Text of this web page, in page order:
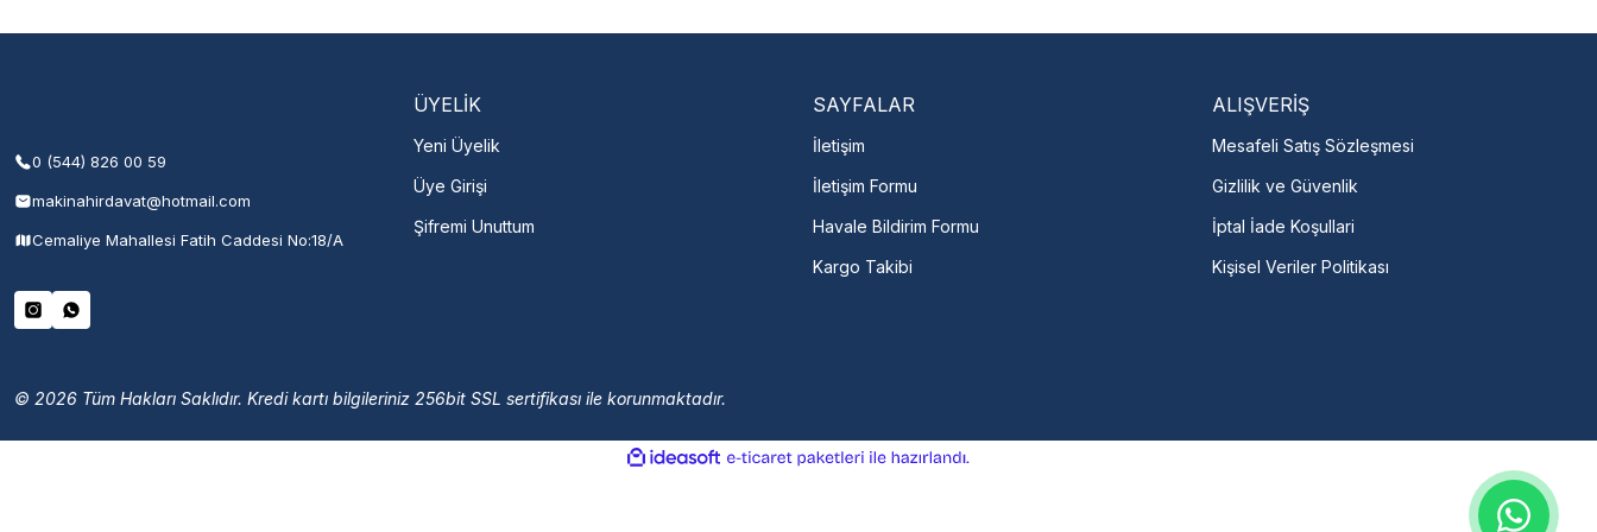
0 (544) 826 00 59
makinahirdavat@hotmail.com
Cemaliye Mahallesi Fatih Caddesi No:18/A
ÜYELİK
Yeni Üyelik
Üye Girişi
Şifremi Unuttum
SAYFALAR
İletişim
İletişim Formu
Havale Bildirim Formu
Kargo Takibi
ALIŞVERİŞ
Mesafeli Satış Sözleşmesi
Gizlilik ve Güvenlik
İptal İade Koşullari
Kişisel Veriler Politikası
© 2026 Tüm Hakları Saklıdır. Kredi kartı bilgileriniz 256bit SSL sertifikası ile korunmaktadır.
ideasoft
e-